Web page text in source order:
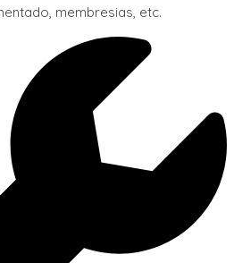
membresias, etc.